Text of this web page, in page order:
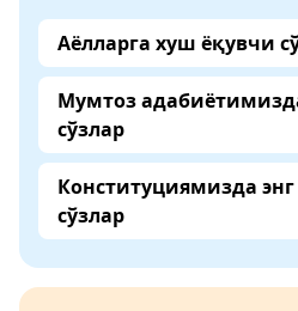
Аёлларга хуш ёқувчи
Мумтоз
сўзлар
Конституциямизда
сўзлар